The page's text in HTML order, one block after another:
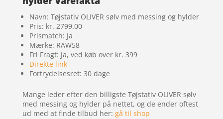
Navn: Tøjstativ OLIVER sølv med messing og hylder
Pris: kr. 2799.00
Prismatch: Ja
Mærke: RAW58
Fri Fragt: Ja, ved køb over kr. 399
Direkte link
Fortrydelsesret: 30 dage
Mange leder efter den billigste Tøjstativ OLIVER sølv
med messing og hylder på nettet, og de ender oftest
ud med at finde tilbud her: gå til shop